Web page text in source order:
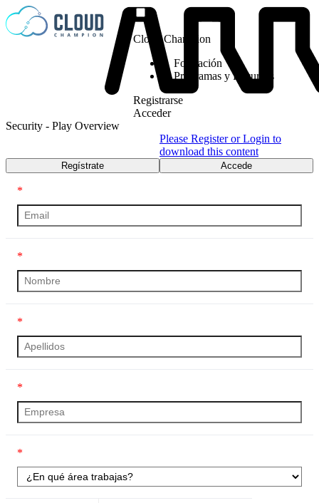
Saltar al contenido
Cloud Champion
Formación
Programas y Recursos
Registrarse
Acceder
Security - Play Overview
Please Register or Login to
download this content
Regístrate Accede
*
*
*
*
*